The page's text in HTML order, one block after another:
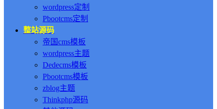
wordpress定制
Pbootcms定制
整站源码
帝国cms模板
wordpress主题
Dedecms模板
Pbootcms模板
zblog主题
Thinkphp源码